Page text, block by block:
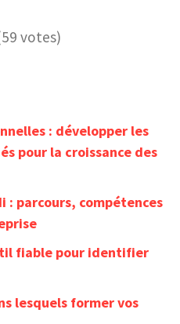
votes)
: développer les
pour la croissance des
: parcours, compétences
fiable pour identifier
lesquels former vos